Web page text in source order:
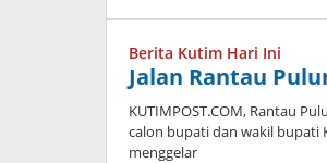
Berita Kutim Hari Ini
Jalan Rantau
KUTIMPOST.COM, Rantau
calon bupati dan wakil bupati
menggelar